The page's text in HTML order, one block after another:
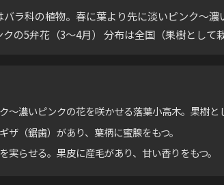
ラ科の植物。春に葉より先に淡いピンク〜
の5弁花（3〜4月） 分布は全国（果樹とし
〜濃いピンクの花を咲かせる落葉小高木。果樹と
ザ（鋸歯）があり、葉柄に蜜腺をもつ。
実らせる。果皮に産毛があり、甘い香りをもつ。